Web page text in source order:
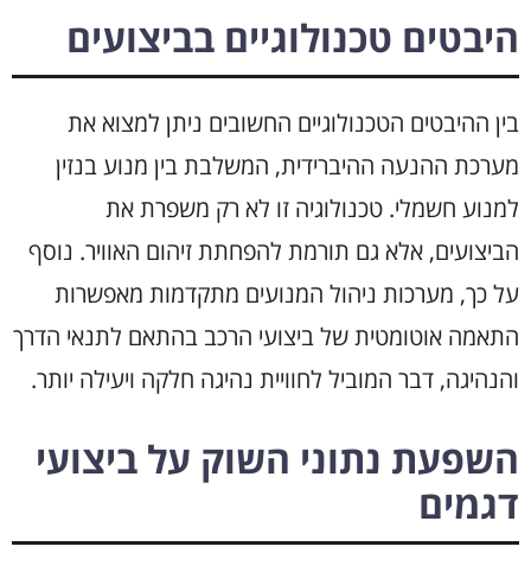
היבטים טכנולוגיים בביצועים
בין ההיבטים הטכנולוגיים החשובים ניתן למצוא את
מערכת ההנעה ההיברידית, המשלבת בין מנוע בנזין
למנוע חשמלי. טכנולוגיה זו לא רק משפרת את
הביצועים, אלא גם תורמת להפחתת זיהום האוויר. נוסף
על כך, מערכות ניהול המנועים מתקדמות מאפשרות
התאמה אוטומטית של ביצועי הרכב בהתאם לתנאי הדרך
והנהיגה, דבר המוביל לחוויית נהיגה חלקה ויעילה יותר.
השפעת נתוני השוק על ביצועי
דגמים